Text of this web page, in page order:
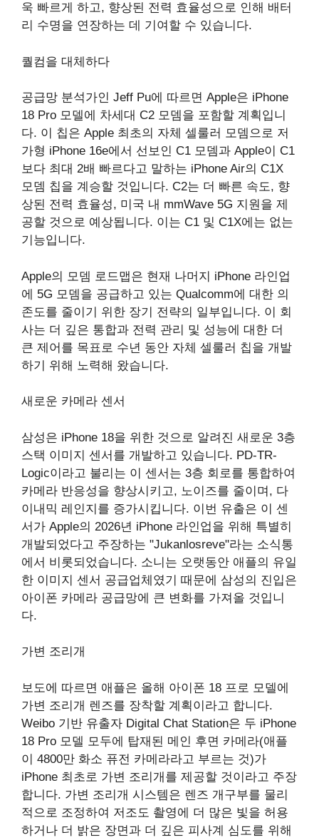
욱 빠르게 하고, 향상된 전력 효율성으로 인해 배터
리 수명을 연장하는 데 기여할 수 있습니다.
퀄컴을 대체하다
공급망 분석가인 Jeff Pu에 따르면 Apple은 iPhone
18 Pro 모델에 차세대 C2 모뎀을 포함할 계획입니
다. 이 칩은 Apple 최초의 자체 셀룰러 모뎀으로 저
가형 iPhone 16e에서 선보인 C1 모뎀과 Apple이 C1
보다 최대 2배 빠르다고 말하는 iPhone Air의 C1X
모뎀 칩을 계승할 것입니다. C2는 더 빠른 속도, 향
상된 전력 효율성, 미국 내 mmWave 5G 지원을 제
공할 것으로 예상됩니다. 이는 C1 및 C1X에는 없는
기능입니다.
Apple의 모뎀 로드맵은 현재 나머지 iPhone 라인업
에 5G 모뎀을 공급하고 있는 Qualcomm에 대한 의
존도를 줄이기 위한 장기 전략의 일부입니다. 이 회
사는 더 깊은 통합과 전력 관리 및 성능에 대한 더
큰 제어를 목표로 수년 동안 자체 셀룰러 칩을 개발
하기 위해 노력해 왔습니다.
새로운 카메라 센서
삼성은 iPhone 18을 위한 것으로 알려진 새로운 3층
스택 이미지 센서를 개발하고 있습니다. PD-TR-
Logic이라고 불리는 이 센서는 3층 회로를 통합하여
카메라 반응성을 향상시키고, 노이즈를 줄이며, 다
이내믹 레인지를 증가시킵니다. 이번 유출은 이 센
서가 Apple의 2026년 iPhone 라인업을 위해 특별히
개발되었다고 주장하는 "Jukanlosreve"라는 소식통
에서 비롯되었습니다. 소니는 오랫동안 애플의 유일
한 이미지 센서 공급업체였기 때문에 삼성의 진입은
아이폰 카메라 공급망에 큰 변화를 가져올 것입니
다.
가변 조리개
보도에 따르면 애플은 올해 아이폰 18 프로 모델에
가변 조리개 렌즈를 장착할 계획이라고 합니다.
Weibo 기반 유출자 Digital Chat Station은 두 iPhone
18 Pro 모델 모두에 탑재된 메인 후면 카메라(애플
이 4800만 화소 퓨전 카메라라고 부르는 것)가
iPhone 최초로 가변 조리개를 제공할 것이라고 주장
합니다. 가변 조리개 시스템은 렌즈 개구부를 물리
적으로 조정하여 저조도 촬영에 더 많은 빛을 허용
하거나 더 밝은 장면과 더 깊은 피사계 심도를 위해